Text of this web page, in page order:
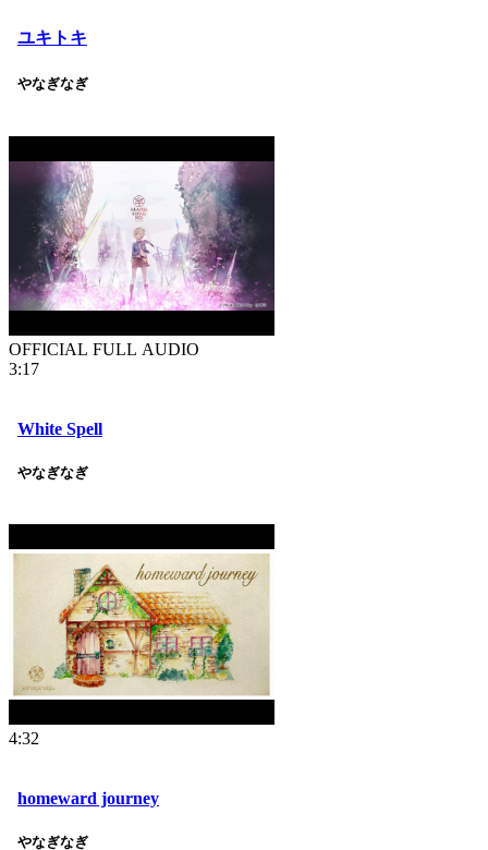
ユキトキ
やなぎなぎ
OFFICIAL FULL AUDIO
3:17
White Spell
やなぎなぎ
4:32
homeward journey
やなぎなぎ